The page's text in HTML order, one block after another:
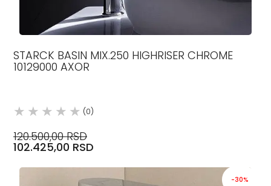
STARCK BASIN MIX.250 HIGHRISER CHROME
10129000 AXOR
(0)
120.500,00 RSD
102.425,00 RSD
-30%